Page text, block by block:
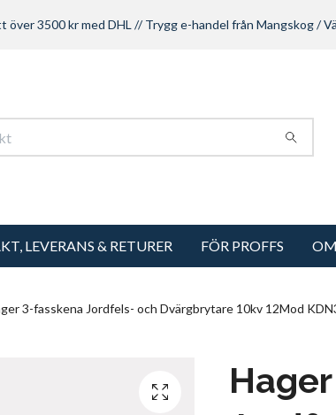
över 3500 kr med DHL // Trygg e-handel från Mangskog /
LEVERANS & RETURER FÖR PROFFS
3-fasskena Jordfels- och Dvärgbrytare 10kv 12Mod